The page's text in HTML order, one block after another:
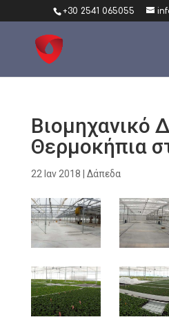
+30 2541 065055
Βιομηχανικό
Θερμοκήπια
22 Ιαν 2018 Δάπεδα